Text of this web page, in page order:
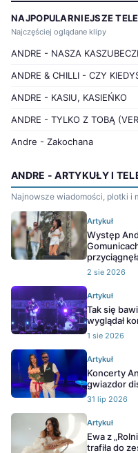
NAJPOPULARNIEJSZE
Najczęściej oglądane klipy
ANDRE - NASZA
ANDRE & CHILLI - CZY
ANDRE - KASIU, KASIEŃKO
ANDRE - TYLKO Z TOBĄ
Andre - Zakochana
ANDRE - ARTYKUŁY I
Najnowsze wiadomości, plotki i
Artykuł
Występ
2 sie 2026
Artykuł
Tak się
wyglądał
1 sie 2026
Artykuł
Koncerty
gwiazdor
31 lip 2026
Artykuł
Ewa z
trafiła do